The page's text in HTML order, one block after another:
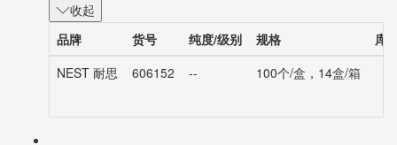
收起
品牌
货号 纯度/级别 规格
库
NEST 耐思
606152 -- 100个/盒，14盒/箱